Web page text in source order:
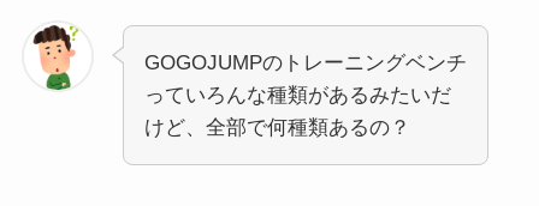
GOGOJUMPのトレーニングベンチ
っていろんな種類があるみたいだ
けど、全部で何種類あるの？